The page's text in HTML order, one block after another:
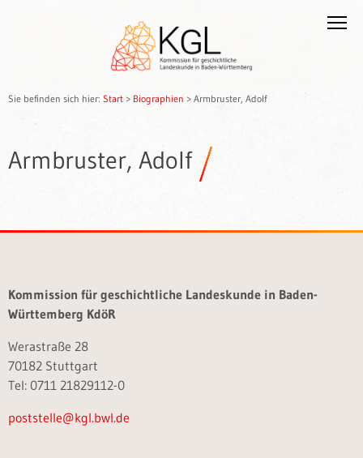
Sie befinden sich hier: Start > Biographien > Armbruster, Adolf
Armbruster, Adolf
Kommission für geschichtliche Landeskunde in Baden-
Württemberg KdöR
Werastraße 28
70182 Stuttgart
Tel: 0711 21829112-0
poststelle@kgl.bwl.de